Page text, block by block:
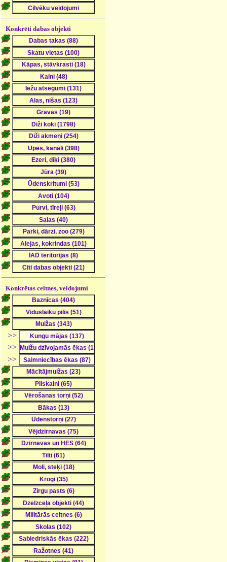
Konkrēti dabas objekti
Konkrētas celtnes, veidojumi
>>
>>
>>